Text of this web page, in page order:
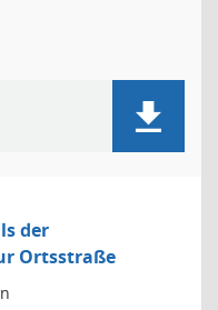
der
Ortsstraße